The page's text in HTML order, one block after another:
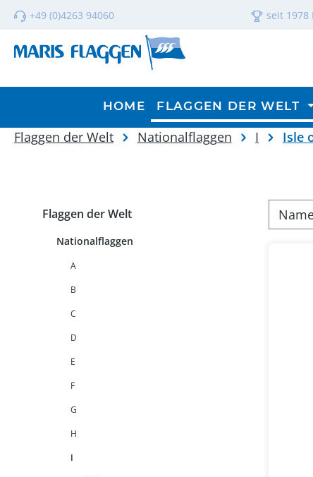
Hauptinhalt springen
Zur Suche springen
Zur Hauptnavigation springen
+49 (0)4263 94060 seit 1978
HOME FLAGGEN DER WELT
Flaggen der Welt Nationalflaggen I Isle
Flaggen der Welt
Nationalflaggen
A
B
C
D
E
F
G
H
I